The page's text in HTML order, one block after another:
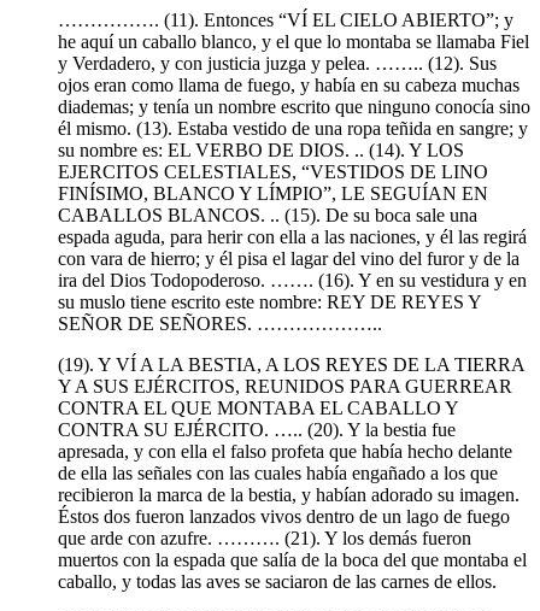
……………. (11). Entonces “VÍ EL CIELO ABIERTO”; y
he aquí un caballo blanco, y el que lo montaba se llamaba Fiel
y Verdadero, y con justicia juzga y pelea. …….. (12). Sus
ojos eran como llama de fuego, y había en su cabeza muchas
diademas; y tenía un nombre escrito que ninguno conocía sino
él mismo. (13). Estaba vestido de una ropa teñida en sangre; y
su nombre es: EL VERBO DE DIOS. .. (14). Y LOS
EJERCITOS CELESTIALES, “VESTIDOS DE LINO
FINÍSIMO, BLANCO Y LÍMPIO”, LE SEGUÍAN EN
CABALLOS BLANCOS. .. (15). De su boca sale una
espada aguda, para herir con ella a las naciones, y él las regirá
con vara de hierro; y él pisa el lagar del vino del furor y de la
ira del Dios Todopoderoso. ……. (16). Y en su vestidura y en
su muslo tiene escrito este nombre: REY DE REYES Y
SEÑOR DE SEÑORES. ………………..
(19). Y VÍ A LA BESTIA, A LOS REYES DE LA TIERRA
Y A SUS EJÉRCITOS, REUNIDOS PARA GUERREAR
CONTRA EL QUE MONTABA EL CABALLO Y
CONTRA SU EJÉRCITO. ….. (20). Y la bestia fue
apresada, y con ella el falso profeta que había hecho delante
de ella las señales con las cuales había engañado a los que
recibieron la marca de la bestia, y habían adorado su imagen.
Éstos dos fueron lanzados vivos dentro de un lago de fuego
que arde con azufre. ………. (21). Y los demás fueron
muertos con la espada que salía de la boca del que montaba el
caballo, y todas las aves se saciaron de las carnes de ellos.